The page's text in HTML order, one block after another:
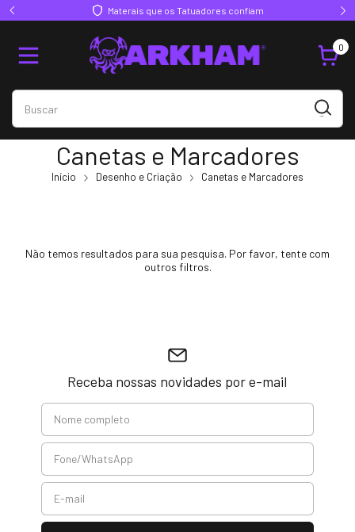
Materais que os Tatuadores confiam
0
Canetas e Marcadores
Início Desenho e Criação Canetas e Marcadores
Não temos resultados para sua pesquisa. Por favor, tente com
outros filtros.
Receba nossas novidades por e-mail